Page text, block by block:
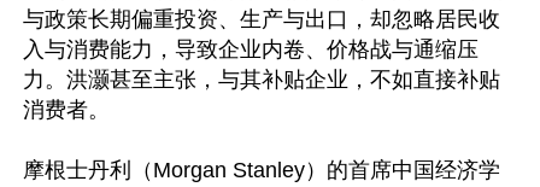
与政策长期偏重投资、生产与出口，却忽略居民收
入与消费能力，导致企业内卷、价格战与通缩压
力。洪灏甚至主张，与其补贴企业，不如直接补贴
消费者。
摩根士丹利（Morgan Stanley）的首席中国经济学